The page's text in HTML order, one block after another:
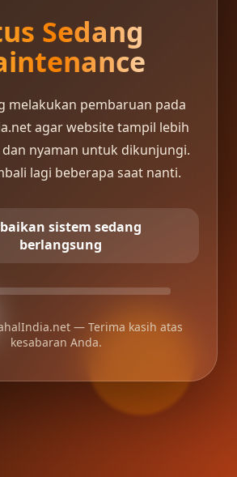
Sedang
melakukan pembaruan pada
agar website tampil lebih
dan nyaman untuk dikunjungi.
lagi beberapa saat nanti.
sistem sedang
berlangsung
— Terima kasih atas
kesabaran Anda.